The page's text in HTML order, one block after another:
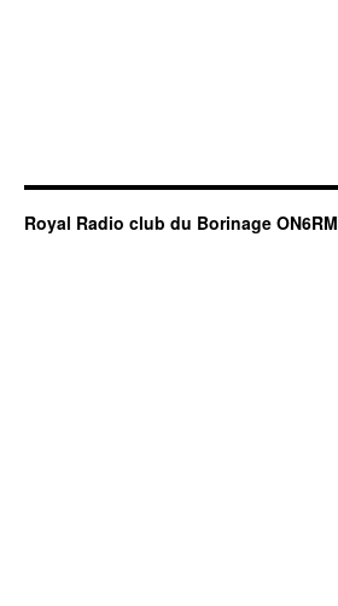
Royal Radio club du Borinage ON6RM